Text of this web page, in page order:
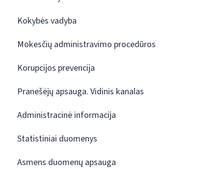
Kokybės vadyba
Mokesčių administravimo procedūros
Korupcijos prevencija
Pranešėjų apsauga. Vidinis kanalas
Administracinė informacija
Statistiniai duomenys
Asmens duomenų apsauga